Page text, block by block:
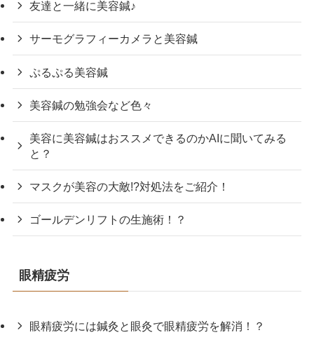
友達と一緒に美容鍼♪
サーモグラフィーカメラと美容鍼
ぷるぷる美容鍼
美容鍼の勉強会など色々
美容に美容鍼はおススメできるのかAIに聞いてみる
と？
マスクが美容の大敵!?対処法をご紹介！
ゴールデンリフトの生施術！？
眼精疲労
眼精疲労には鍼灸と眼灸で眼精疲労を解消！？